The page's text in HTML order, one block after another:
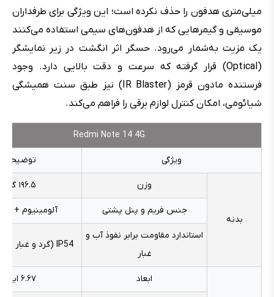
میلی‌متری هدفون را حذف نکرده است؛ این ویژگی برای طرفداران
موسیقی و گیمرهایی که از هدفون‌های سیمی استفاده می‌کنند
یک مزیت به‌شمار می‌رود. حسگر اثر انگشت در زیر نمایشگر
(Optical) قرار گرفته که سرعت و دقت بالایی دارد. وجود
فرستنده مادون قرمز (IR Blaster) نیز طبق سنت همیشگی
شیائومی، امکان کنترل لوازم برقی را فراهم می‌کند.
Redmi Note 14 4G
ویژگی توضیحات
بدنه
وزن ۱۹۶.۵ گرم
جنس فریم و پنل پشتی آلومینیوم +
استاندارد مقاومت برابر نفوذ آب و
غبار
IP54 (گرد و غبار + پاشش آب)
ابعاد ۶.۶۷ اینچ